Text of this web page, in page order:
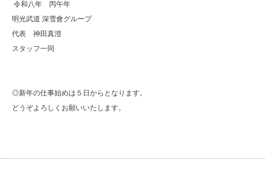
令和八年 丙午年
明光武道 深雪會グループ
代表 神田真澄
スタッフ一同
◎新年の仕事始めは５日からとなります。
どうぞよろしくお願いいたします。